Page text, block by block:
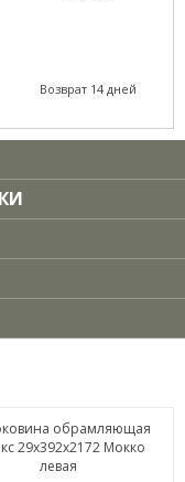
Возврат 14 дней